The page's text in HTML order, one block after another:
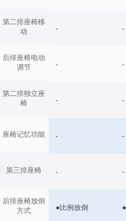
第二排座椅移
动
后排座椅电动
调节
第二排独立座
椅
座椅记忆功能
第三排座椅
后排座椅放倒
方式
- -
- -
- -
- -
- -
●比例放倒